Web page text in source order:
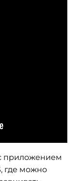
приложением
где можно